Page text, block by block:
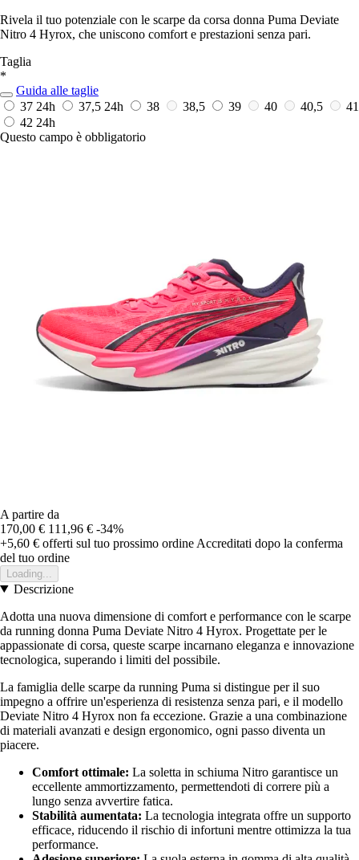
Rivela il tuo potenziale con le scarpe da corsa donna Puma Deviate
Nitro 4 Hyrox, che uniscono comfort e prestazioni senza pari.
Taglia
*
Guida alle taglie
37 24h 37,5 24h 38 38,5 39 40 40,5
41
42 24h
Questo campo è obbligatorio
A partire da
170,00 € 111,96 € -34%
+5,60 € offerti sul tuo prossimo ordine Accreditati dopo la conferma
del tuo ordine
Loading...
Descrizione
Adotta una nuova dimensione di comfort e performance con le scarpe
da running donna Puma Deviate Nitro 4 Hyrox. Progettate per le
appassionate di corsa, queste scarpe incarnano eleganza e innovazione
tecnologica, superando i limiti del possibile.
La famiglia delle scarpe da running Puma si distingue per il suo
impegno a offrire un'esperienza di resistenza senza pari, e il modello
Deviate Nitro 4 Hyrox non fa eccezione. Grazie a una combinazione
di materiali avanzati e design ergonomico, ogni passo diventa un
piacere.
Comfort ottimale: La soletta in schiuma Nitro garantisce un
eccellente ammortizzamento, permettendoti di correre più a
lungo senza avvertire fatica.
Stabilità aumentata: La tecnologia integrata offre un supporto
efficace, riducendo il rischio di infortuni mentre ottimizza la tua
performance.